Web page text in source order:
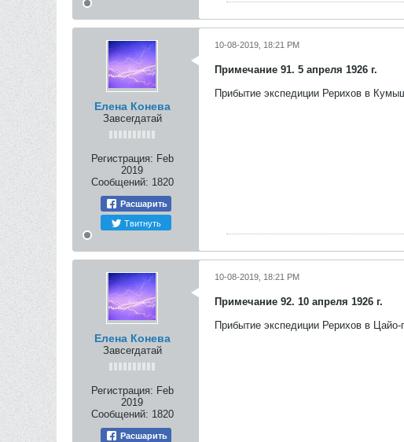
Елена Конева
Завсегдатай
Регистрация: Feb
2019
Сообщений: 1820
Расшарить
Твитнуть
10-08-2019, 18:21 PM
Примечание 91. 5 апреля 1926 г.
Прибытие экспедиции Рерихов в
Елена Конева
Завсегдатай
Регистрация: Feb
2019
Сообщений: 1820
Расшарить
10-08-2019, 18:21 PM
Примечание 92. 10 апреля 1926 г.
Прибытие экспедиции Рерихов в Цайо-